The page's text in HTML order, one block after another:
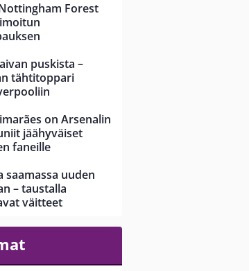
Forest
puskista –
tähtitoppari
on Arsenalin
jäähyväiset
faneille
saamassa uuden
– taustalla
väitteet